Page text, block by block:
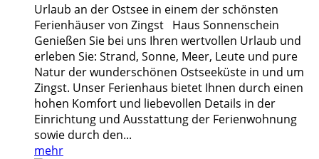
Urlaub an der Ostsee in einem der schönsten
Ferienhäuser von Zingst Haus Sonnenschein
Genießen Sie bei uns Ihren wertvollen Urlaub und
erleben Sie: Strand, Sonne, Meer, Leute und pure
Natur der wunderschönen Ostseeküste in und um
Zingst. Unser Ferienhaus bietet Ihnen durch einen
hohen Komfort und liebevollen Details in der
Einrichtung und Ausstattung der Ferienwohnung
sowie durch den...
mehr